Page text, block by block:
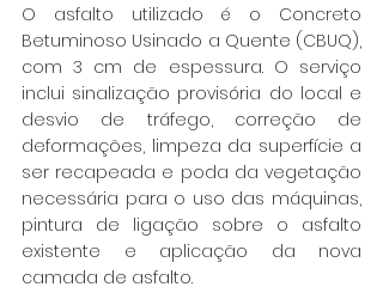
O asfalto utilizado é o Concreto
Betuminoso Usinado a Quente (CBUQ),
com 3 cm de espessura. O serviço
inclui sinalização provisória do local e
desvio de tráfego, correção de
deformações, limpeza da superfície a
ser recapeada e poda da vegetação
necessária para o uso das máquinas,
pintura de ligação sobre o asfalto
existente e aplicação da nova
camada de asfalto.